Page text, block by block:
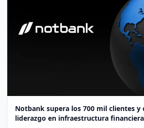
Notbank supera los 700 mil clientes y
liderazgo en infraestructura